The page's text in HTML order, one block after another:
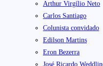
Arthur Virgílio Neto
Carlos Santiago
Colunista convidado
Edilson Martins
Eron Bezerra
José Ricardo